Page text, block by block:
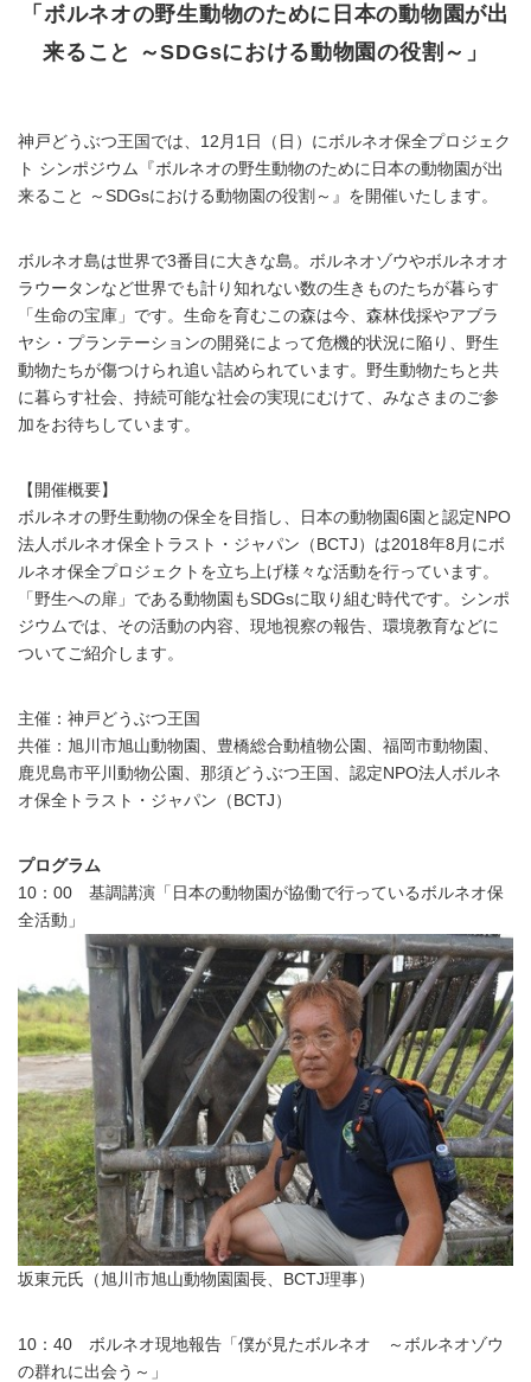
「ボルネオの野生動物のために日本の動物園が出
来ること ～SDGsにおける動物園の役割～」
神戸どうぶつ王国では、12月1日（日）にボルネオ保全プロジェク
ト シンポジウム『ボルネオの野生動物のために日本の動物園が出
来ること ～SDGsにおける動物園の役割～』を開催いたします。
ボルネオ島は世界で3番目に大きな島。ボルネオゾウやボルネオオ
ラウータンなど世界でも計り知れない数の生きものたちが暮らす
「生命の宝庫」です。生命を育むこの森は今、森林伐採やアブラ
ヤシ・プランテーションの開発によって危機的状況に陥り、野生
動物たちが傷つけられ追い詰められています。野生動物たちと共
に暮らす社会、持続可能な社会の実現にむけて、みなさまのご参
加をお待ちしています。
【開催概要】
ボルネオの野生動物の保全を目指し、日本の動物園6園と認定NPO
法人ボルネオ保全トラスト・ジャパン（BCTJ）は2018年8月にボ
ルネオ保全プロジェクトを立ち上げ様々な活動を行っています。
「野生への扉」である動物園もSDGsに取り組む時代です。シンポ
ジウムでは、その活動の内容、現地視察の報告、環境教育などに
ついてご紹介します。
主催：神戸どうぶつ王国
共催：旭川市旭山動物園、豊橋総合動植物公園、福岡市動物園、
鹿児島市平川動物公園、那須どうぶつ王国、認定NPO法人ボルネ
オ保全トラスト・ジャパン（BCTJ）
プログラム
10：00 基調講演「日本の動物園が協働で行っているボルネオ保
全活動」
坂東元氏（旭川市旭山動物園園長、BCTJ理事）
10：40 ボルネオ現地報告「僕が見たボルネオ ～ボルネオゾウ
の群れに出会う～」